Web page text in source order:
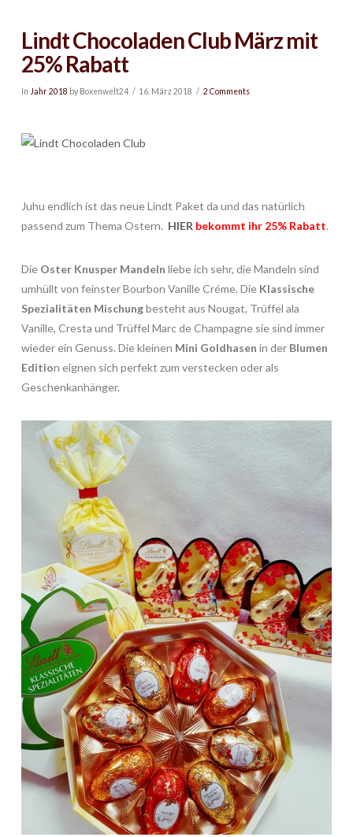
Lindt Chocoladen Club März mit
25% Rabatt
In Jahr 2018 by Boxenwelt24 16. März 2018 2 Comments
Juhu endlich ist das neue Lindt Paket da und das natürlich
passend zum Thema Ostern. HIER bekommt ihr 25% Rabatt.
Die Oster Knusper Mandeln liebe ich sehr, die Mandeln sind
umhüllt von feinster Bourbon Vanille Créme. Die Klassische
Spezialitäten Mischungbesteht aus Nougat, Trüffel ala
Vanille, Cresta und Trüffel Marc de Champagne sie sind immer
wieder ein Genuss. Die kleinen Mini Goldhasen in der Blumen
Edition eignen sich perfekt zum verstecken oder als
Geschenkanhänger.